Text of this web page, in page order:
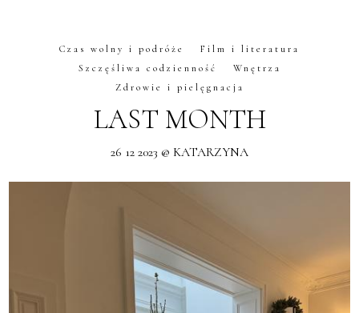
Czas wolny i podróże
Film i literatura
Szczęśliwa codzienność
Wnętrza
Zdrowie i pielęgnacja
LAST MONTH
26 12 2023 @ KATARZYNA